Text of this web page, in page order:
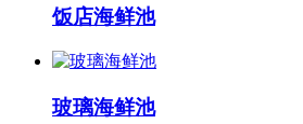
饭店海鲜池
玻璃海鲜池